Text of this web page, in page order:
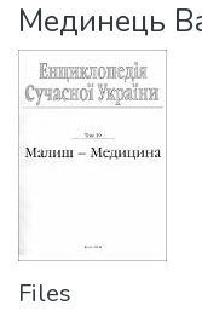
Statistics
Мединець
Files